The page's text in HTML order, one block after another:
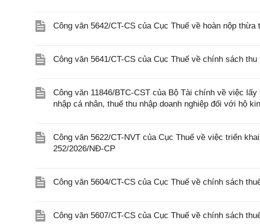
Công văn 5642/CT-CS của Cục Thuế về hoàn nộp thừa
Công văn 5641/CT-CS của Cục Thuế về chính sách thu
Công văn 11846/BTC-CST của Bộ Tài chính về việc
nhập cá nhân, thuế thu nhập doanh nghiệp đối với hộ
Công văn 5622/CT-NVT của Cục Thuế về việc triển
252/2026/NĐ-CP
Công văn 5604/CT-CS của Cục Thuế về chính sách
Công văn 5607/CT-CS của Cục Thuế về chính sách